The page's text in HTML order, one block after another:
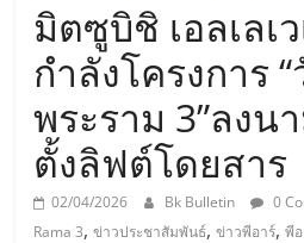
มิตซูบิชิ เอลเลเ
กำลังโครงการ
พระราม 3”ลง
ตั้งลิฟต์โดยสาร
02/04/2026 Bk Bulletin 0
Rama 3,ข่าวประชาสัมพันธ์,ข่าวพีอาร์,พี